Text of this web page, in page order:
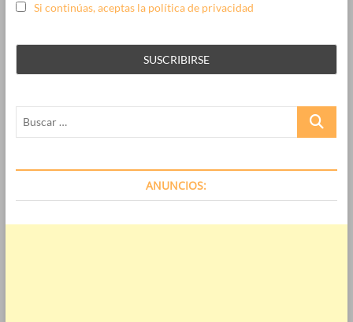
Si continúas, aceptas la política de privacidad
Buscar
ANUNCIOS: